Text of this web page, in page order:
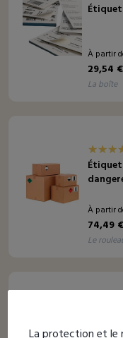
À partir
29,54
la boîte
À partir
74,49
le
La protection et le